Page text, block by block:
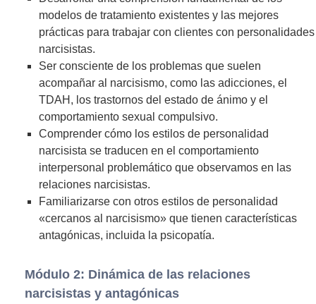
modelos de tratamiento existentes y las mejores
prácticas para trabajar con clientes con personalidades
narcisistas.
Ser consciente de los problemas que suelen
acompañar al narcisismo, como las adicciones, el
TDAH, los trastornos del estado de ánimo y el
comportamiento sexual compulsivo.
Comprender cómo los estilos de personalidad
narcisista se traducen en el comportamiento
interpersonal problemático que observamos en las
relaciones narcisistas.
Familiarizarse con otros estilos de personalidad
«cercanos al narcisismo» que tienen características
antagónicas, incluida la psicopatía.
Módulo 2: Dinámica de las relaciones
narcisistas y antagónicas